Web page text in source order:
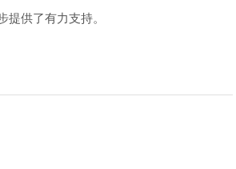
供了有力支持。